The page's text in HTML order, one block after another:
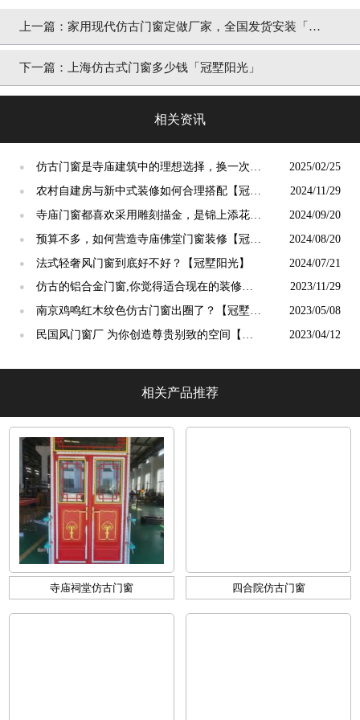
上一篇： 家用现代仿古门窗定做厂家，全国发货安装「冠
墅阳光」
下一篇： 上海仿古式门窗多少钱「冠墅阳光」
相关资讯
●
仿古门窗是寺庙建筑中的理想选择，换一次用
终生【冠墅阳光】
2025/02/25
●
农村自建房与新中式装修如何合理搭配【冠墅
阳光】
2024/11/29
●
寺庙门窗都喜欢采用雕刻描金，是锦上添花
吗？【冠墅阳光】
2024/09/20
●
预算不多，如何营造寺庙佛堂门窗装修【冠墅
阳光】
2024/08/20
● 法式轻奢风门窗到底好不好？【冠墅阳光】 2024/07/21
●
仿古的铝合金门窗,你觉得适合现在的装修吗?
【冠墅阳光】
2023/11/29
●
南京鸡鸣红木纹色仿古门窗出圈了？【冠墅阳
光】
2023/05/08
●
民国风门窗厂 为你创造尊贵别致的空间【冠
2023/04/12
相关产品推荐
寺庙祠堂仿古门窗 四合院仿古门窗